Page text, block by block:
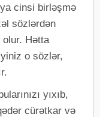
cinsi birləşmə
sözlərdən
olur. Hətta
o sözlər,
yıxıb,
cürətkar və